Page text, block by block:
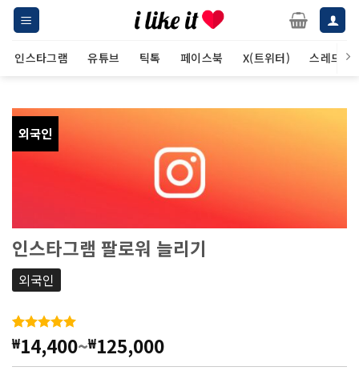
Skip
content
인스타그램 유튜브 틱톡 페이스북 X(트위터) 스레드
외국인
인스타그램 팔로워 늘리기
외국인
5.00개의
고객
평가를
9
₩14,400~₩125,000